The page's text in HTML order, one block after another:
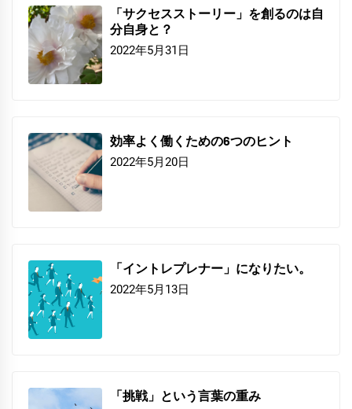
「サクセスストーリー」を創るのは自
分自身と？
2022年5月31日
効率よく働くための6つのヒント
2022年5月20日
「イントレプレナー」になりたい。
2022年5月13日
「挑戦」という言葉の重み